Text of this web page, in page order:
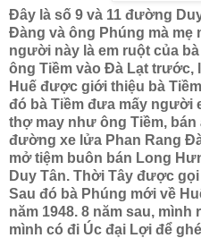
Đây là số 9 và 11 đường
Đàng và ông Phúng mà mẹ
người này là em ruột của
ông Tiềm vào Đà Lạt trước,
Huế được giới thiệu bà
đó bà Tiềm đưa mấy người
thợ may như ông Tiềm,
đường xe lửa Phan Rang
mở tiệm buôn bán Long
Duy Tân. Thời Tây được
Sau đó bà Phúng mới về
năm 1948. 8 năm sau,
mình có đi Úc đại Lợi để